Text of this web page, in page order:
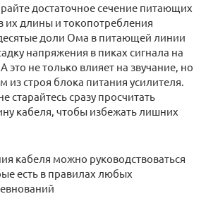
достаточное сечение питающих
их длины и токопотребления
доли Ома в питающей линии
напряжения в пиках сигнала на
это не только влияет на звучание, но
из строя блока питания усилителя.
старайтесь сразу просчитать
кабеля, чтобы избежать лишних
кабеля можно руководствоваться
есть в правилах любых